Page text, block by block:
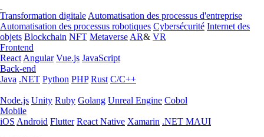
Transformation digitale Automatisation des processus d'entreprise
Automatisation des processus robotiques Cybersécurité Internet des
objets Blockchain NFT Metaverse AR& VR
Frontend
React Angular Vue.js JavaScript
Back-end
Java .NET Python PHP Rust C/C++
Node.js Unity Ruby Golang Unreal Engine Cobol
Mobile
iOS Android Flutter React Native Xamarin .NET MAUI